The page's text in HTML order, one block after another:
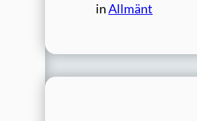
inAllmänt